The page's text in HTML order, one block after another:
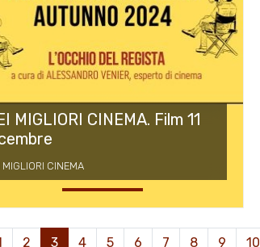
MIGLIORI CINEMA. Film 11
MIGLIORI CINEMA
2 3 4 5 6 7 8 9 10